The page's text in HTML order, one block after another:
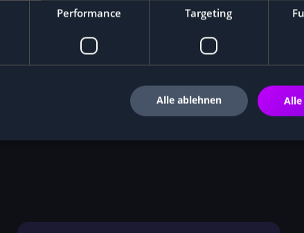
Performance Targeting
Alle ablehnen